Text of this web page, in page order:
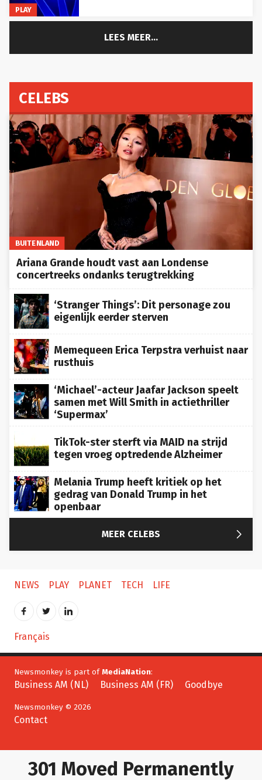
PLAY
LEES MEER...
CELEBS
BUITENLAND
Ariana Grande houdt vast aan Londense
concertreeks ondanks terugtrekking
‘Stranger Things’: Dit personage zou
eigenlijk eerder sterven
Memequeen Erica Terpstra verhuist naar
rusthuis
‘Michael’-acteur Jaafar Jackson speelt
samen met Will Smith in actiethriller
‘Supermax’
TikTok-ster sterft via MAID na strijd
tegen vroeg optredende Alzheimer
Melania Trump heeft kritiek op het
gedrag van Donald Trump in het
openbaar
MEER CELEBS 
NEWS PLAY PLANET TECH LIFE
Français
Newsmonkey is part of MediaNation
Business AM (NL) Business AM (FR) Goodbye
Newsmonkey © 2026
Contact
301 Moved Permanently